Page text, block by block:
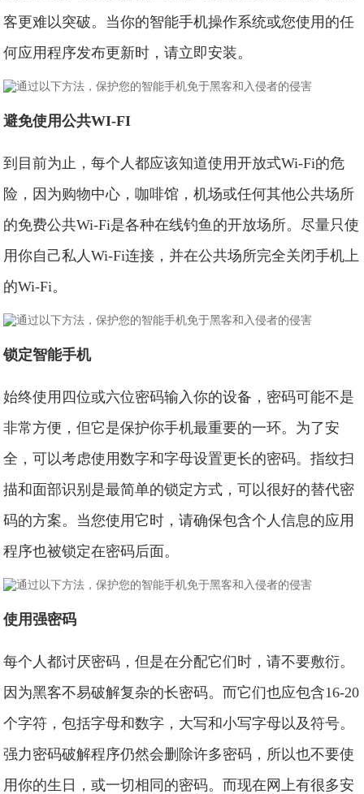
客更难以突破。当你的智能手机操作系统或您使用的任
何应用程序发布更新时，请立即安装。
避免使用公共WI-FI
到目前为止，每个人都应该知道使用开放式Wi-Fi的危
险，因为购物中心，咖啡馆，机场或任何其他公共场所
的免费公共Wi-Fi是各种在线钓鱼的开放场所。尽量只使
用你自己私人Wi-Fi连接，并在公共场所完全关闭手机上
的Wi-Fi。
锁定智能手机
始终使用四位或六位密码输入你的设备，密码可能不是
非常方便，但它是保护你手机最重要的一环。为了安
全，可以考虑使用数字和字母设置更长的密码。指纹扫
描和面部识别是最简单的锁定方式，可以很好的替代密
码的方案。当您使用它时，请确保包含个人信息的应用
程序也被锁定在密码后面。
使用强密码
每个人都讨厌密码，但是在分配它们时，请不要敷衍。
因为黑客不易破解复杂的长密码。而它们也应包含16-20
个字符，包括字母和数字，大写和小写字母以及符号。
强力密码破解程序仍然会删除许多密码，所以也不要使
用你的生日，或一切相同的密码。而现在网上有很多安